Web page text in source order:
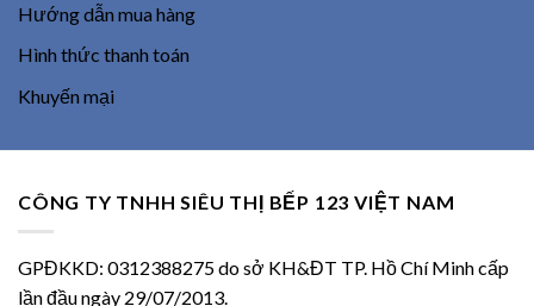
Hướng dẫn mua hàng
Hình thức thanh toán
Khuyến mại
CÔNG TY TNHH SIÊU THỊ BẾP 123 VIỆT NAM
GPĐKKD: 0312388275 do sở KH&ĐT TP. Hồ Chí Minh cấp
lần đầu ngày 29/07/2013.